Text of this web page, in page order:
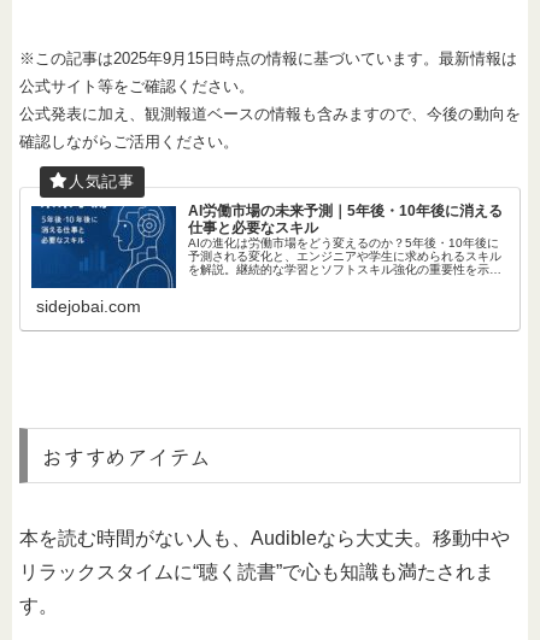
※この記事は2025年9月15日時点の情報に基づいています。最新情報は
公式サイト等をご確認ください。
公式発表に加え、観測報道ベースの情報も含みますので、今後の動向を
確認しながらご活用ください。
AI労働市場の未来予測｜5年後・10年後に消える
仕事と必要なスキル
AIの進化は労働市場をどう変えるのか？5年後・10年後に
予測される変化と、エンジニアや学生に求められるスキル
を解説。継続的な学習とソフトスキル強化の重要性を示
sidejobai.com
おすすめアイテム
本を読む時間がない人も、Audibleなら大丈夫。移動中や
リラックスタイムに“聴く読書”で心も知識も満たされま
す。